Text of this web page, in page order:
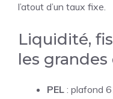
l’atout d’un taux fixe.
Liquidité,
les
PEL : plafond